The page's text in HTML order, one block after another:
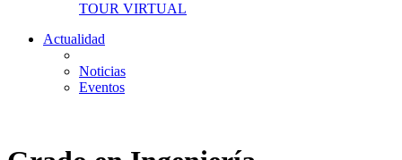
TOUR VIRTUAL
Actualidad
Noticias
Eventos